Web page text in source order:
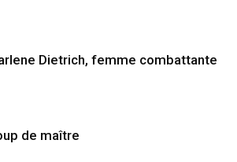
Dietrich, femme combattante
de maître